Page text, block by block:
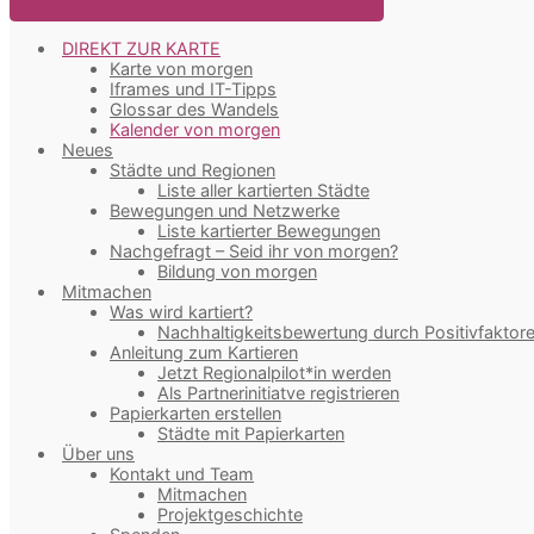
DIREKT ZUR KARTE
Karte von morgen
Iframes und IT-Tipps
Glossar des Wandels
Kalender von morgen
Neues
Städte und Regionen
Liste aller kartierten Städte
Bewegungen und Netzwerke
Liste kartierter Bewegungen
Nachgefragt – Seid ihr von morgen?
Bildung von morgen
Mitmachen
Was wird kartiert?
Nachhaltigkeitsbewertung durch
Anleitung zum Kartieren
Jetzt Regionalpilot*in werden
Als Partnerinitiatve registrieren
Papierkarten erstellen
Städte mit Papierkarten
Über uns
Kontakt und Team
Mitmachen
Projektgeschichte